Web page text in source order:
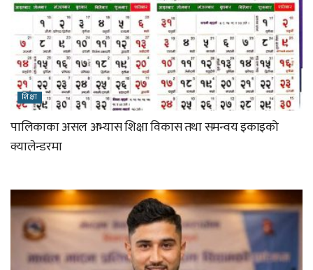
शिक्षा
पालिकाका असल अभ्यास शिक्षा विकास तथा समन्वय इकाइको
क्यालेन्डरमा